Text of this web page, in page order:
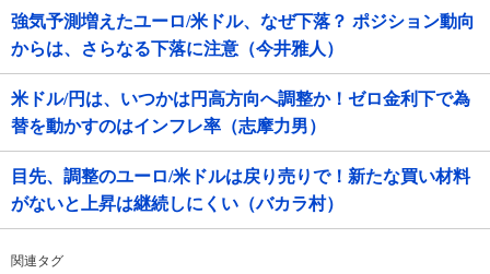
強気予測増えたユーロ/米ドル、なぜ下落？ ポジション動向
からは、さらなる下落に注意（今井雅人）
米ドル/円は、いつかは円高方向へ調整か！ゼロ金利下で為
替を動かすのはインフレ率（志摩力男）
目先、調整のユーロ/米ドルは戻り売りで！新たな買い材料
がないと上昇は継続しにくい（バカラ村）
関連タグ